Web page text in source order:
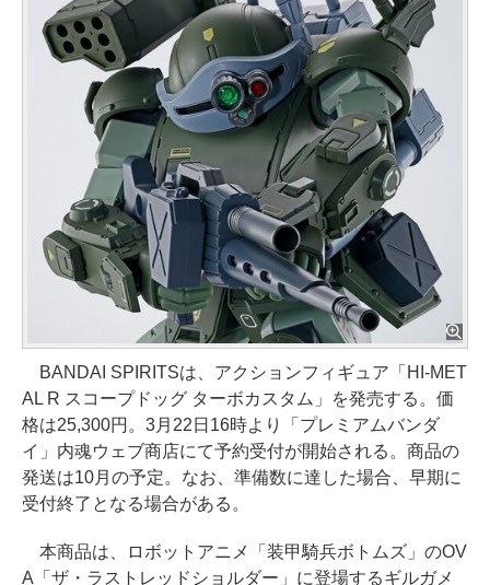
BANDAI SPIRITSは、アクションフィギュア「HI-MET
AL R スコープドッグ ターボカスタム」を発売する。価
格は25,300円。3月22日16時より「プレミアムバンダ
イ」内魂ウェブ商店にて予約受付が開始される。商品の
発送は10月の予定。なお、準備数に達した場合、早期に
受付終了となる場合がある。
本商品は、ロボットアニメ「装甲騎兵ボトムズ」のOV
A「ザ・ラストレッドショルダー」に登場するギルガメ